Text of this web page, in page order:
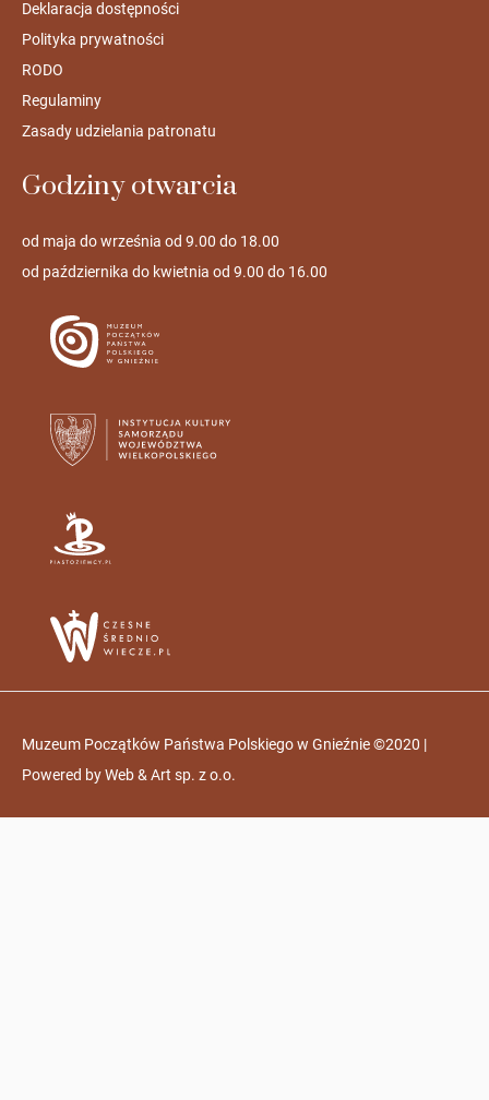
Deklaracja dostępności
Polityka prywatności
RODO
Regulaminy
Zasady udzielania patronatu
Godziny otwarcia
od maja do września od 9.00 do 18.00
od października do kwietnia od 9.00 do 16.00
Muzeum Początków Państwa Polskiego w Gnieźnie ©2020 |
Powered byWeb & Art sp. z o.o.